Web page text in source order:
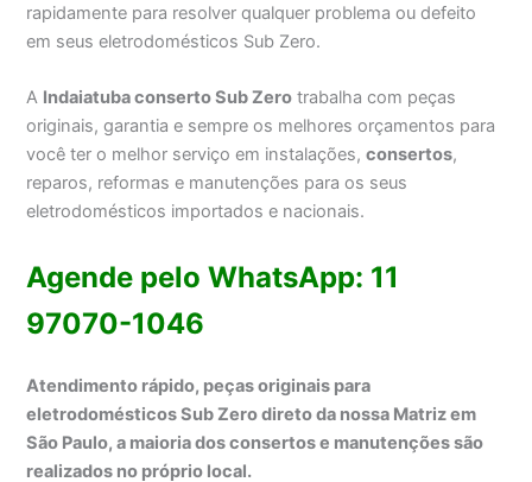
rapidamente para resolver qualquer problema ou defeito
em seus eletrodomésticos Sub Zero.
A Indaiatuba conserto Sub Zero trabalha com peças
originais, garantia e sempre os melhores orçamentos para
você ter o melhor serviço em instalações,consertos,
reparos, reformas e manutenções para os seus
eletrodomésticos importados e nacionais.
Agende pelo WhatsApp: 11
97070-1046
Atendimento rápido, peças originais para
eletrodomésticos Sub Zero direto da nossa Matriz em
São Paulo, a maioria dos consertos e manutenções são
realizados no próprio local.